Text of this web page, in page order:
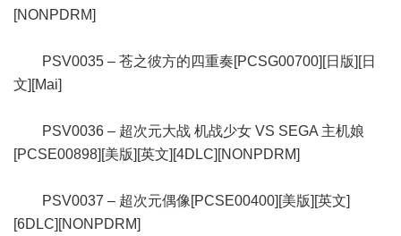
[NONPDRM]
PSV0035 – 苍之彼方的四重奏[PCSG00700][日版][日
文][Mai]
PSV0036 – 超次元大战 机战少女 VS SEGA 主机娘
[PCSE00898][美版][英文][4DLC][NONPDRM]
PSV0037 – 超次元偶像[PCSE00400][美版][英文]
[6DLC][NONPDRM]